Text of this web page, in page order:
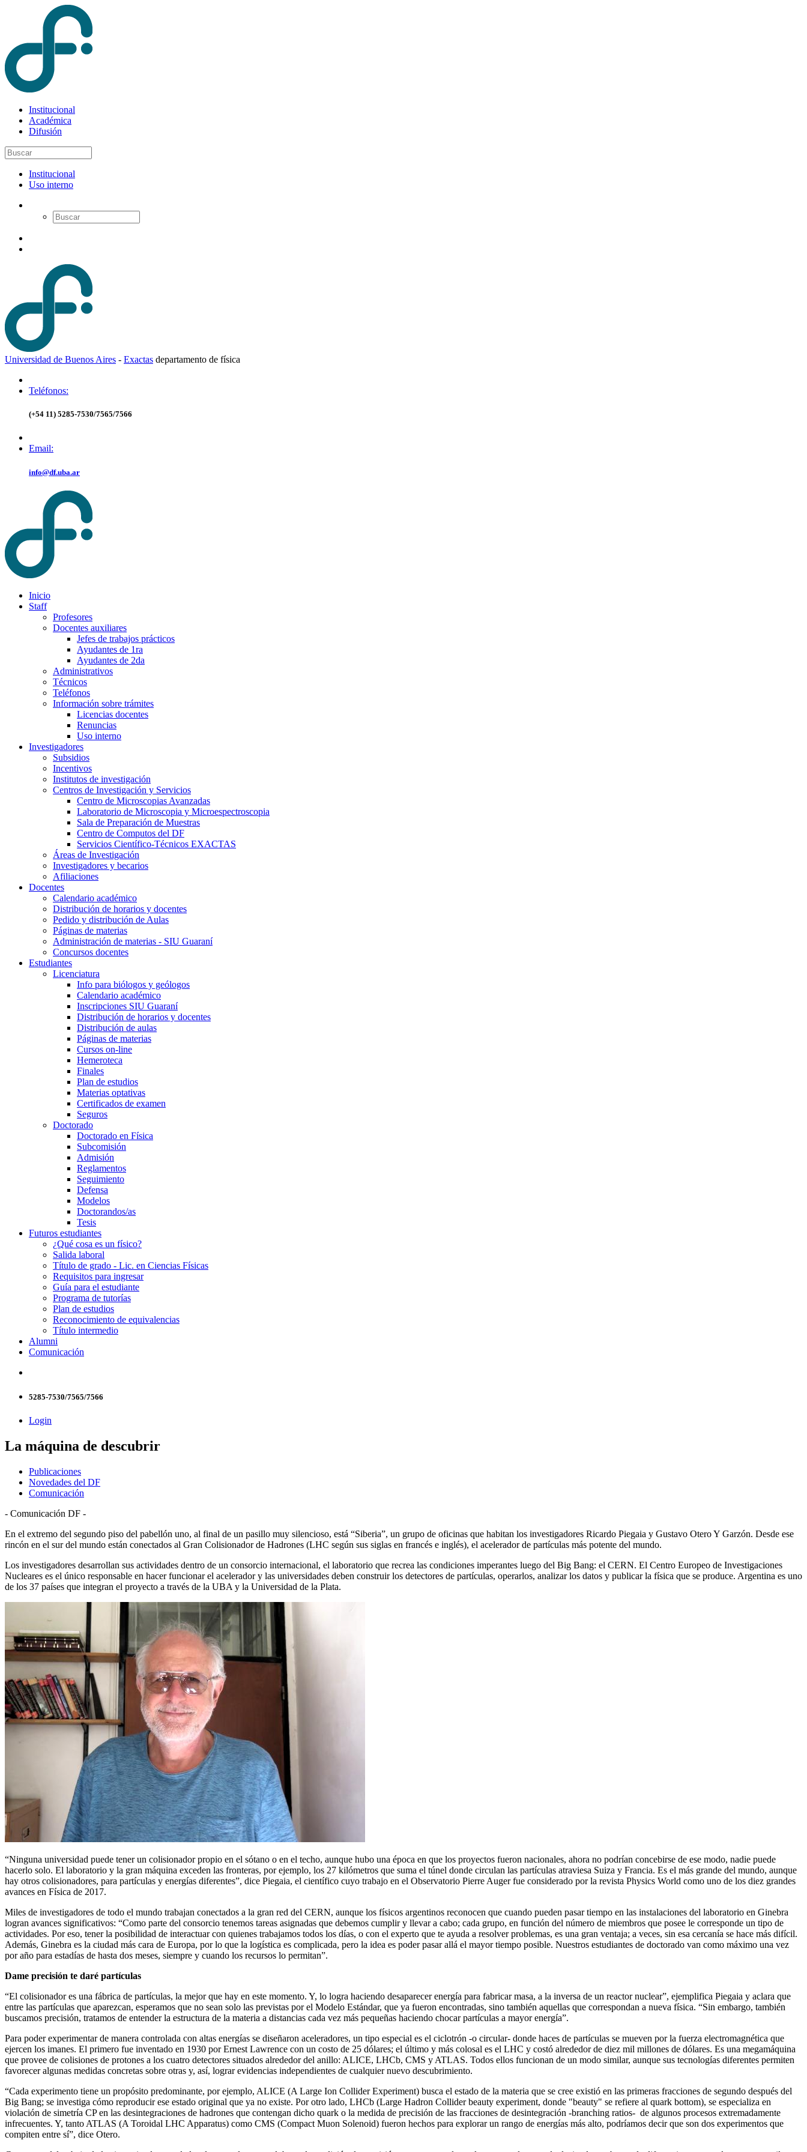
Institucional
Académica
Difusión
Institucional
Uso interno
Universidad de Buenos Aires - Exactas departamento de física
Teléfonos:
(+54 11) 5285-7530/7565/7566
Email:
info@df.uba.ar
Inicio
Staff
Profesores
Docentes auxiliares
Jefes de trabajos prácticos
Ayudantes de 1ra
Ayudantes de 2da
Administrativos
Técnicos
Teléfonos
Información sobre trámites
Licencias docentes
Renuncias
Uso interno
Investigadores
Subsidios
Incentivos
Institutos de investigación
Centros de Investigación y Servicios
Centro de Microscopias Avanzadas
Laboratorio de Microscopia y Microespectroscopia
Sala de Preparación de Muestras
Centro de Computos del DF
Servicios Científico-Técnicos EXACTAS
Áreas de Investigación
Investigadores y becarios
Afiliaciones
Docentes
Calendario académico
Distribución de horarios y docentes
Pedido y distribución de Aulas
Páginas de materias
Administración de materias - SIU Guaraní
Concursos docentes
Estudiantes
Licenciatura
Info para biólogos y geólogos
Calendario académico
Inscripciones SIU Guaraní
Distribución de horarios y docentes
Distribución de aulas
Páginas de materias
Cursos on-line
Hemeroteca
Finales
Plan de estudios
Materias optativas
Certificados de examen
Seguros
Doctorado
Doctorado en Física
Subcomisión
Admisión
Reglamentos
Seguimiento
Defensa
Modelos
Doctorandos/as
Tesis
Futuros estudiantes
¿Qué cosa es un físico?
Salida laboral
Título de grado - Lic. en Ciencias Físicas
Requisitos para ingresar
Guía para el estudiante
Programa de tutorías
Plan de estudios
Reconocimiento de equivalencias
Título intermedio
Alumni
Comunicación
5285-7530/7565/7566
Login
La máquina de descubrir
Publicaciones
Novedades del DF
Comunicación
- Comunicación DF -
En el extremo del segundo piso del pabellón uno, al final de un pasillo muy silencioso, está “Siberia”, un grupo de oficinas que habitan los investigadores Ricardo Piegaia y Gustavo Otero Y Garzón. Desde ese
rincón en el sur del mundo están conectados al Gran Colisionador de Hadrones (LHC según sus siglas en francés e inglés), el acelerador de partículas más potente del mundo.
Los investigadores desarrollan sus actividades dentro de un consorcio internacional, el laboratorio que recrea las condiciones imperantes luego del Big Bang: el CERN. El Centro Europeo de Investigaciones
Nucleares es el único responsable en hacer funcionar el acelerador y las universidades deben construir los detectores de partículas, operarlos, analizar los datos y publicar la física que se produce. Argentina es uno
de los 37 países que integran el proyecto a través de la UBA y la Universidad de la Plata.
“Ninguna universidad puede tener un colisionador propio en el sótano o en el techo, aunque hubo una época en que los proyectos fueron nacionales, ahora no podrían concebirse de ese modo, nadie puede
hacerlo solo. El laboratorio y la gran máquina exceden las fronteras, por ejemplo, los 27 kilómetros que suma el túnel donde circulan las partículas atraviesa Suiza y Francia. Es el más grande del mundo, aunque
hay otros colisionadores, para partículas y energías diferentes”, dice Piegaia, el científico cuyo trabajo en el Observatorio Pierre Auger fue considerado por la revista Physics World como uno de los diez grandes
avances en Física de 2017.
Miles de investigadores de todo el mundo trabajan conectados a la gran red del CERN, aunque los físicos argentinos reconocen que cuando pueden pasar tiempo en las instalaciones del laboratorio en Ginebra
logran avances significativos: “Como parte del consorcio tenemos tareas asignadas que debemos cumplir y llevar a cabo; cada grupo, en función del número de miembros que posee le corresponde un tipo de
actividades. Por eso, tener la posibilidad de interactuar con quienes trabajamos todos los días, o con el experto que te ayuda a resolver problemas, es una gran ventaja; a veces, sin esa cercanía se hace más difícil.
Además, Ginebra es la ciudad más cara de Europa, por lo que la logística es complicada, pero la idea es poder pasar allá el mayor tiempo posible. Nuestros estudiantes de doctorado van como máximo una vez
por año para estadías de hasta dos meses, siempre y cuando los recursos lo permitan”.
Dame precisión te daré partículas
“El colisionador es una fábrica de partículas, la mejor que hay en este momento. Y, lo logra haciendo desaparecer energía para fabricar masa, a la inversa de un reactor nuclear”, ejemplifica Piegaia y aclara que
entre las partículas que aparezcan, esperamos que no sean solo las previstas por el Modelo Estándar, que ya fueron encontradas, sino también aquellas que correspondan a nueva física. “Sin embargo, también
buscamos precisión, tratamos de entender la estructura de la materia a distancias cada vez más pequeñas haciendo chocar partículas a mayor energía”.
Para poder experimentar de manera controlada con altas energías se diseñaron aceleradores, un tipo especial es el ciclotrón -o circular- donde haces de partículas se mueven por la fuerza electromagnética que
ejercen los imanes. El primero fue inventado en 1930 por Ernest Lawrence con un costo de 25 dólares; el último y más colosal es el LHC y costó alrededor de diez mil millones de dólares. Es una megamáquina
que provee de colisiones de protones a los cuatro detectores situados alrededor del anillo: ALICE, LHCb, CMS y ATLAS. Todos ellos funcionan de un modo similar, aunque sus tecnologías diferentes permiten
favorecer algunas medidas concretas sobre otras y, así, lograr evidencias independientes de cualquier nuevo descubrimiento.
“Cada experimento tiene un propósito predominante, por ejemplo, ALICE (A Large Ion Collider Experiment) busca el estado de la materia que se cree existió en las primeras fracciones de segundo después del
Big Bang; se investiga cómo reproducir ese estado original que ya no existe. Por otro lado, LHCb (Large Hadron Collider beauty experiment, donde "beauty" se refiere al quark bottom), se especializa en
violación de simetría CP en las desintegraciones de hadrones que contengan dicho quark o la medida de precisión de las fracciones de desintegración -branching ratios- de algunos procesos extremadamente
infrecuentes. Y, tanto ATLAS (A Toroidal LHC Apparatus) como CMS (Compact Muon Solenoid) fueron hechos para explorar un rango de energías más alto, podríamos decir que son dos experimentos que
compiten entre sí”, dice Otero.